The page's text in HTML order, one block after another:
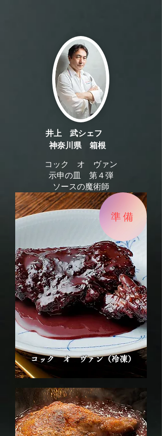
井上 武シェフ
神奈川県 箱根
コック オ ヴァン
示申の皿 第４弾
​ソースの魔術師
コック オ ヴァン（冷凍）
準備